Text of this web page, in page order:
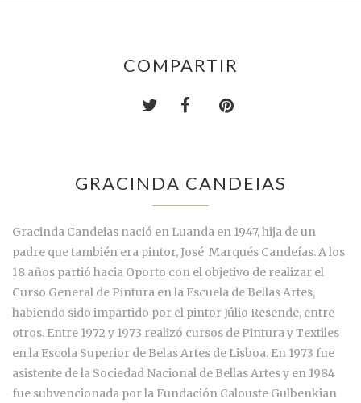
COMPARTIR
GRACINDA CANDEIAS
Gracinda Candeias nació en Luanda en 1947, hija de un
padre que también era pintor, José Marqués Candeías. A los
18 años partió hacia Oporto con el objetivo de realizar el
Curso General de Pintura en la Escuela de Bellas Artes,
habiendo sido impartido por el pintor Júlio Resende, entre
otros. Entre 1972 y 1973 realizó cursos de Pintura y Textiles
en la Escola Superior de Belas Artes de Lisboa. En 1973 fue
asistente de la Sociedad Nacional de Bellas Artes y en 1984
fue subvencionada por la Fundación Calouste Gulbenkian